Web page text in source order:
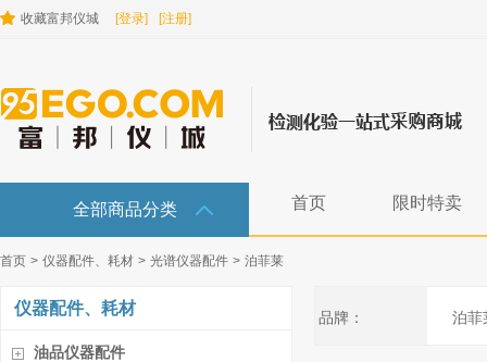
收藏富邦仪城 [登录] [注册]
全部商品分类 首页 限时特卖
首页 > 仪器配件、耗材 > 光谱仪器配件 > 泊菲莱
仪器配件、耗材
油品仪器配件
品牌： 泊菲